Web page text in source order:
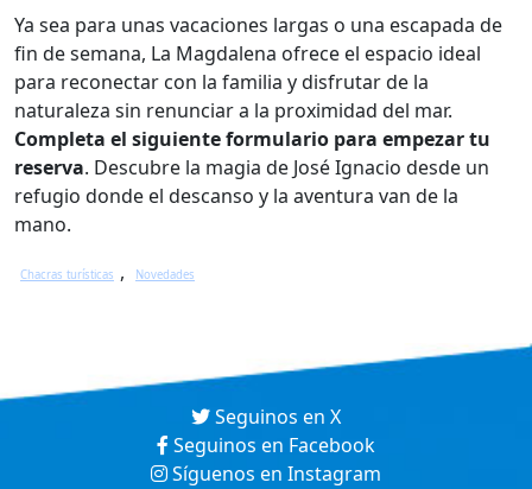
Ya sea para unas vacaciones largas o una escapada de
fin de semana, La Magdalena ofrece el espacio ideal
para reconectar con la familia y disfrutar de la
naturaleza sin renunciar a la proximidad del mar.
Completa el siguiente formulario para empezar tu
reserva. Descubre la magia de José Ignacio desde un
refugio donde el descanso y la aventura van de la
mano.
Categories
Chacras turísticas , Novedades
Seguinos en X
Seguinos en Facebook
Síguenos en Instagram